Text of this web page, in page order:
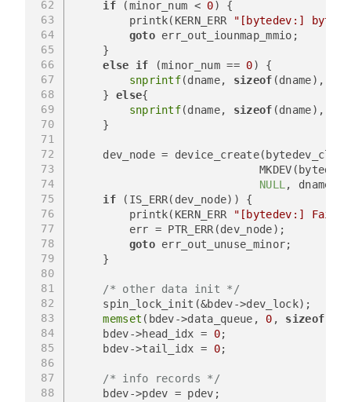
62
63
64
65
66
67
68
69
70
71
72
73
74
75
76
77
78
79
80
81
82
83
84
85
86
87
88
if (minor_num < 0) {
        printk(KERN_ERR
"[bytedev:]
goto err_out_iounmap_mmio;
    }
else
if (minor_num == 0) {
snprintf(dname, sizeof (dname),
    }
else{
snprintf(dname, sizeof (dname),
    }
dev_node =
NULL , dname);
if (IS_ERR(dev_node)) {
        printk(KERN_ERR
"[bytedev:]
        err = PTR_ERR(dev_node);
goto err_out_unuse_minor;
    }
/* other data init */
    spin_lock_init(&bdev->dev_lock);
memset (bdev->data_queue, 0 , sizeof
    bdev->head_idx =
0;
    bdev->tail_idx =
0;
/* info records */
    bdev->pdev = pdev;